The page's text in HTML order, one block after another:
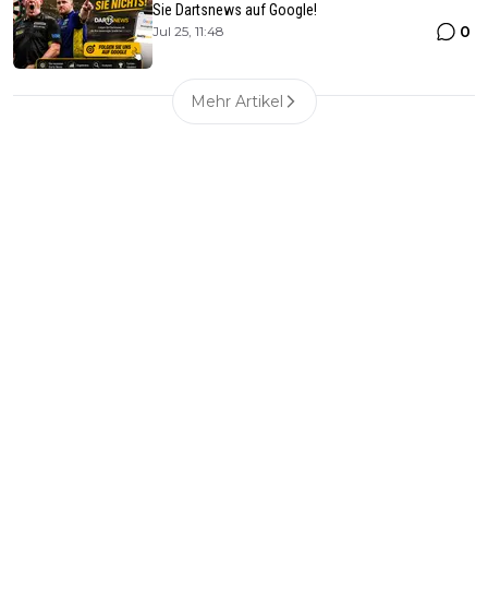
Sie Dartsnews auf Google!
Jul 25, 11:48 0
Mehr Artikel